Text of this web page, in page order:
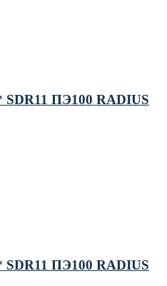
SDR11 ПЭ100 RADIUS
SDR11 ПЭ100 RADIUS